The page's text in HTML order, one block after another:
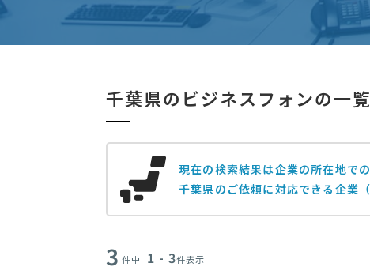
千葉県のビジネスフォンの一覧
現在の検索結果は企業の所在地での
千葉県のご依頼に対応できる企業
3 件中 1 - 3件表示